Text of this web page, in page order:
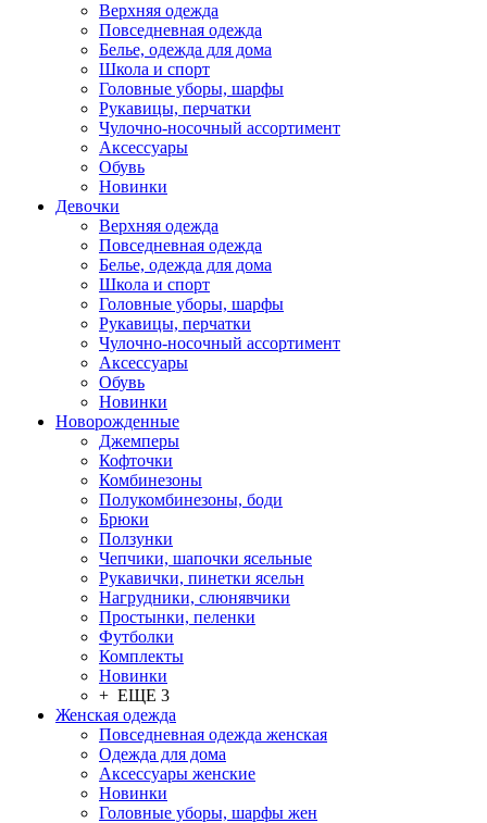
Верхняя одежда
Повседневная одежда
Белье, одежда для дома
Школа и спорт
Головные уборы, шарфы
Рукавицы, перчатки
Чулочно-носочный ассортимент
Аксессуары
Обувь
Новинки
Девочки
Верхняя одежда
Повседневная одежда
Белье, одежда для дома
Школа и спорт
Головные уборы, шарфы
Рукавицы, перчатки
Чулочно-носочный ассортимент
Аксессуары
Обувь
Новинки
Новорожденные
Джемперы
Кофточки
Комбинезоны
Полукомбинезоны, боди
Брюки
Ползунки
Чепчики, шапочки ясельные
Рукавички, пинетки ясельн
Нагрудники, слюнявчики
Простынки, пеленки
Футболки
Комплекты
Новинки
+ ЕЩЕ 3
Женская одежда
Повседневная одежда женская
Одежда для дома
Аксессуары женские
Новинки
Головные уборы, шарфы жен